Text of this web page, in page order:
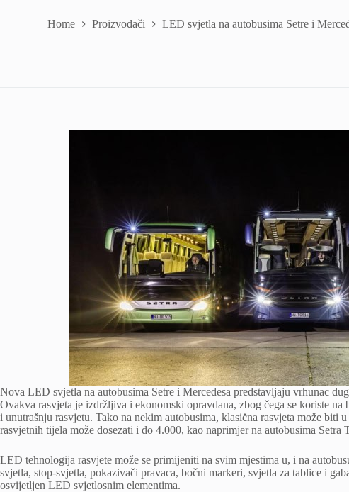
Home Proizvođači LED svjetla na autobusima Setre i
Nova LED svjetla na autobusima Setre i Mercedesa predstavljaju vrhunac
Ovakva rasvjeta je izdržljiva i ekonomski opravdana, zbog čega se koriste
i unutrašnju rasvjetu. Tako na nekim autobusima, klasična rasvjeta može
rasvjetnih tijela može dosezati i do 4.000, kao naprimjer na autobusima Setra
LED tehnologija rasvjete može se primijeniti na svim mjestima u, i na
svjetla, stop-svjetla, pokazivači pravaca, bočni markeri, svjetla za tablice i
osvijetljen LED svjetlosnim elementima.